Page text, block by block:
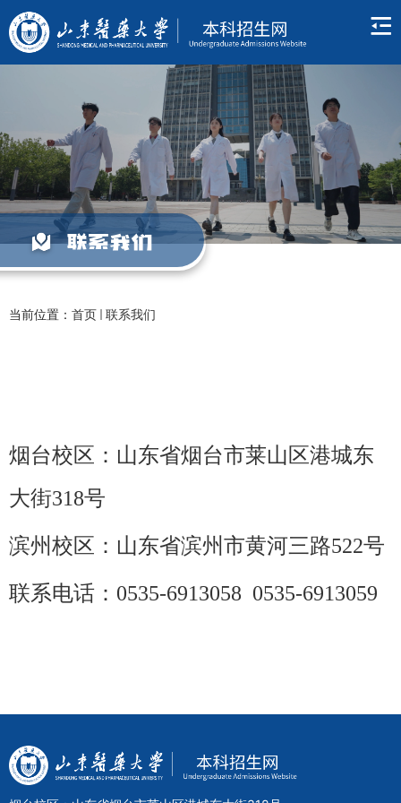
联系我们
当前位置： 首页 联系我们
烟台校区： 山东省烟台市莱山区港城东
大街318号
滨州校区： 山东省滨州市黄河三路522号
联系电话： 0535-6913058 0535-6913059